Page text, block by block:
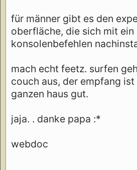
für männer gibt es den
oberfläche, die sich mit ein
konsolenbefehlen
mach echt feetz. surfen
couch aus, der empfang
ganzen haus gut.
jaja. . danke papa :*
webdoc